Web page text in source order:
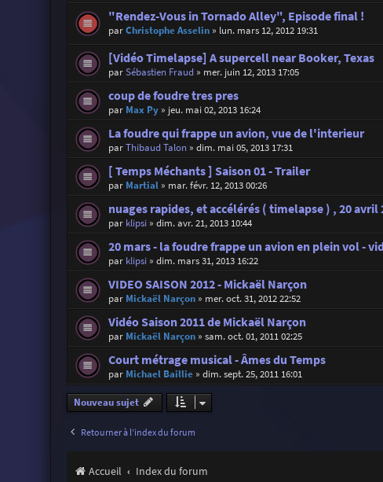
"Rendez-Vous in Tornado Alley", Episode final !
parChristophe Asselin» lun. mars 12, 2012 19:31
[Vidéo Timelapse] A supercell near Booker, Texas
parSébastien Fraud» mer. juin 12, 2013 17:05
coup de foudre tres pres
par Max Py» jeu. mai 02, 2013 16:24
La foudre qui frappe un avion, vue de l'interieur
parThibaud Talon» dim. mai 05, 2013 17:31
[ Temps Méchants ] Saison 01 - Trailer
par Martial» mar. févr. 12, 2013 00:26
nuages rapides, et accélérés ( timelapse ) , 20 avril
par klipsi» dim. avr. 21, 2013 10:44
20 mars - la foudre frappe un avion en plein vol -
par klipsi» dim. mars 31, 2013 16:22
VIDEO SAISON 2012 - Mickaël Narçon
par Mickaël Narçon» mer. oct. 31, 2012 22:52
Vidéo Saison 2011 de Mickaël Narçon
par Mickaël Narçon» sam. oct. 01, 2011 02:25
Court métrage musical - Âmes du Temps
par Michael Baillie» dim. sept. 25, 2011 16:01
Nouveau sujet
Retourner à l’index du forum
Accueil Index du forum